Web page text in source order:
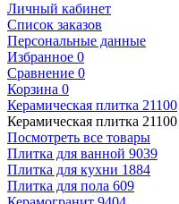
Личный кабинет
Список заказов
Персональные данные
Избранное 0
Сравнение 0
Корзина 0
Керамическая плитка 21100
Керамическая плитка 21100
Посмотреть все товары
Плитка для ванной 9039
Плитка для кухни 1884
Плитка для пола 609